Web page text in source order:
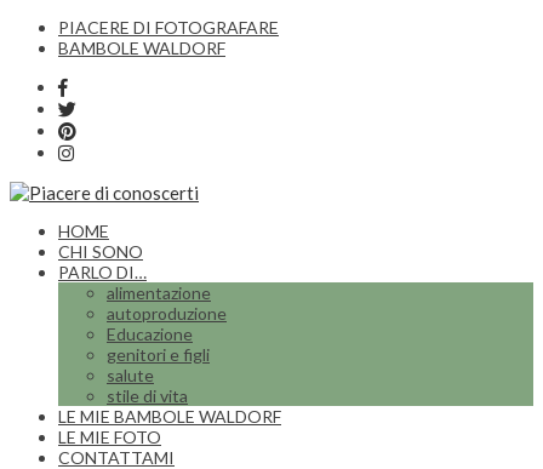
PIACERE DI FOTOGRAFARE
BAMBOLE WALDORF
HOME
CHI SONO
PARLO DI…
alimentazione
autoproduzione
Educazione
genitori e figli
salute
stile di vita
LE MIE BAMBOLE WALDORF
LE MIE FOTO
CONTATTAMI